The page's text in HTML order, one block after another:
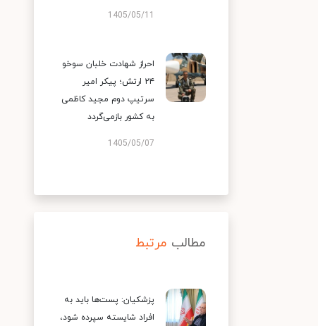
1405/05/11
احراز شهادت خلبان سوخو
۲۴ ارتش؛ پیکر امیر
سرتیپ دوم مجید کاظمی
به کشور بازمی‌گردد
1405/05/07
مطالب مرتبط
پزشکیان: پست‌ها باید به
افراد شایسته سپرده شود،